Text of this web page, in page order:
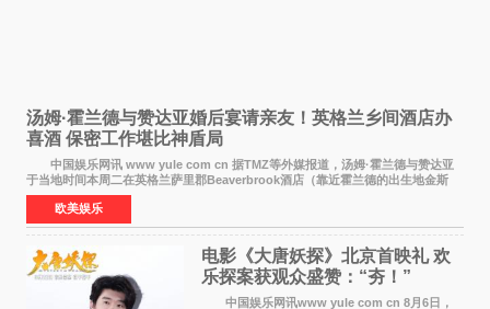
汤姆·霍兰德与赞达亚婚后宴请亲友！英格兰乡间酒店办
喜酒 保密工作堪比神盾局
中国娱乐网讯 www yule com cn 据TMZ等外媒报道，汤姆·霍兰德与赞达亚
于当地时间本周二在英格兰萨里郡Beaverbrook酒店（靠近霍兰德的出生地金斯
顿）举办婚宴，邀请家人与朋友们喝喜酒，庆祝
欧美娱乐
电影《大唐妖探》北京首映礼 欢
乐探案获观众盛赞：“夯！”
中国娱乐网讯www yule com cn 8月6日，